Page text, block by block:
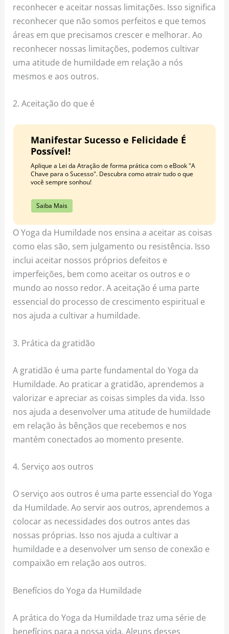
reconhecer e aceitar nossas limitações. Isso significa
reconhecer que não somos perfeitos e que temos
áreas em que precisamos crescer e melhorar. Ao
reconhecer nossas limitações, podemos cultivar
uma atitude de humildade em relação a nós
mesmos e aos outros.
2. Aceitação do que é
Manifestar Sucesso e Felicidade É
Possível!
Aplique a Lei da Atração de forma prática com o eBook "A
Chave para o Sucesso". Descubra como atrair tudo o que
você sempre sonhou!
Saiba Mais
O Yoga da Humildade nos ensina a aceitar as coisas
como elas são, sem julgamento ou resistência. Isso
inclui aceitar nossos próprios defeitos e
imperfeições, bem como aceitar os outros e o
mundo ao nosso redor. A aceitação é uma parte
essencial do processo de crescimento espiritual e
nos ajuda a cultivar a humildade.
3. Prática da gratidão
A gratidão é uma parte fundamental do Yoga da
Humildade. Ao praticar a gratidão, aprendemos a
valorizar e apreciar as coisas simples da vida. Isso
nos ajuda a desenvolver uma atitude de humildade
em relação às bênçãos que recebemos e nos
mantém conectados ao momento presente.
4. Serviço aos outros
O serviço aos outros é uma parte essencial do Yoga
da Humildade. Ao servir aos outros, aprendemos a
colocar as necessidades dos outros antes das
nossas próprias. Isso nos ajuda a cultivar a
humildade e a desenvolver um senso de conexão e
compaixão em relação aos outros.
Benefícios do Yoga da Humildade
A prática do Yoga da Humildade traz uma série de
benefícios para a nossa vida. Alguns desses